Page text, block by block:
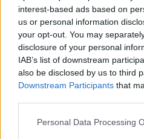
interest-based ads based on
us or personal information
your opt-out. You may
disclosure of your personal
IAB’s list of downstream
also be disclosed by us to third
Downstream Participants that
Personal Data Processing
Rašyti komentarą
Jūsų vardas
Komentaras